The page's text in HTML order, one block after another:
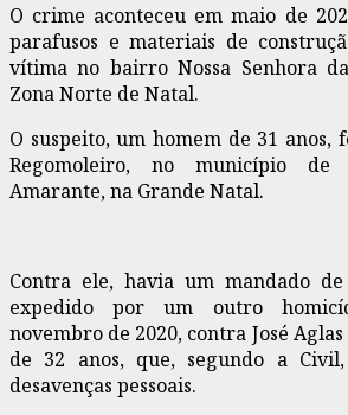
O crime aconteceu em maio de
parafusos e materiais de
vítima no bairro Nossa Senhora
Zona Norte de Natal.
O suspeito, um homem de 31
Regomoleiro, no município de
Amarante, na Grande Natal.
Contra ele, havia um mandado
expedido por um outro
novembro de 2020, contra José
de 32 anos, que, segundo a
desavenças pessoais.